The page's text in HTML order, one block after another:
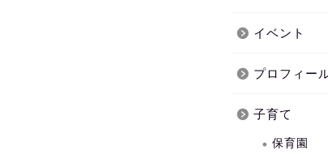
イベント
プロフィー
子育て
保育園